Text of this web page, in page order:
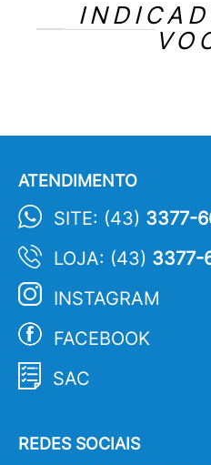
ATENDIMENTO
SITE: (43) 3377-
LOJA: (43) 3377-
INSTAGRAM
FACEBOOK
SAC
REDES SOCIAIS